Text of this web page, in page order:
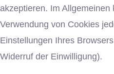
akzeptieren. Im Allgemeinen
Verwendung von Cookies
Einstellungen Ihres
Widerruf der Einwilligung).